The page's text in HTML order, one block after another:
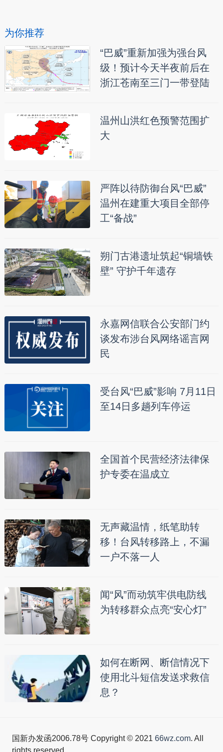
为你推荐
“巴威”重新加强为强台风
级！预计今天半夜前后在
浙江苍南至三门一带登陆
温州山洪红色预警范围扩
大
严阵以待防御台风“巴威”
温州在建重大项目全部停
工“备战”
朔门古港遗址筑起“铜墙铁
壁” 守护千年遗存
永嘉网信联合公安部门约
谈发布涉台风网络谣言网
民
受台风“巴威”影响 7月11日
至14日多趟列车停运
全国首个民营经济法律保
护专委在温成立
无声藏温情，纸笔助转
移！台风转移路上，不漏
一户不落一人
闻“风”而动筑牢供电防线
为转移群众点亮“安心灯”
如何在断网、断信情况下
使用北斗短信发送求救信
息？
国新办发函2006.78号 Copyright © 2021 66wz.com. All
rights reserved.